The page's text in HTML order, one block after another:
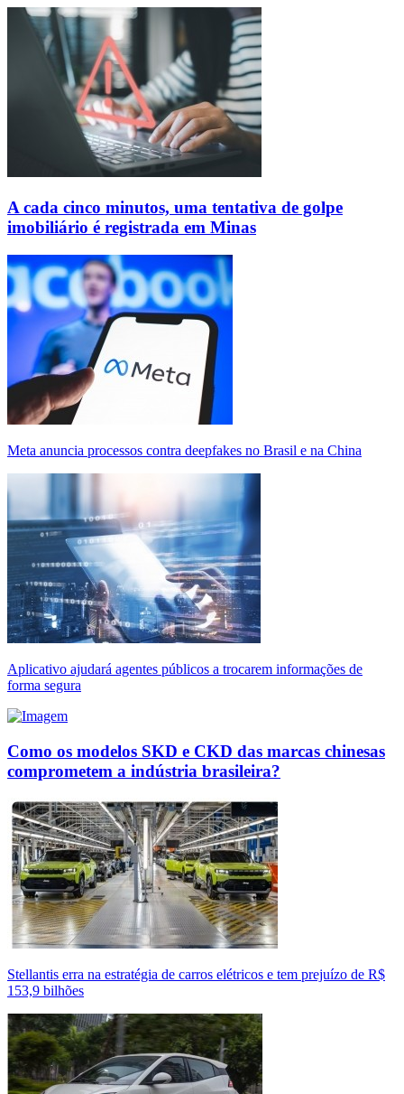
A cada cinco minutos, uma tentativa de golpe
imobiliário é registrada em Minas
Meta anuncia processos contra deepfakes no Brasil e na China
Aplicativo ajudará agentes públicos a trocarem informações de
forma segura
Como os modelos SKD e CKD das marcas chinesas
comprometem a indústria brasileira?
Stellantis erra na estratégia de carros elétricos e tem prejuízo de R$
153,9 bilhões